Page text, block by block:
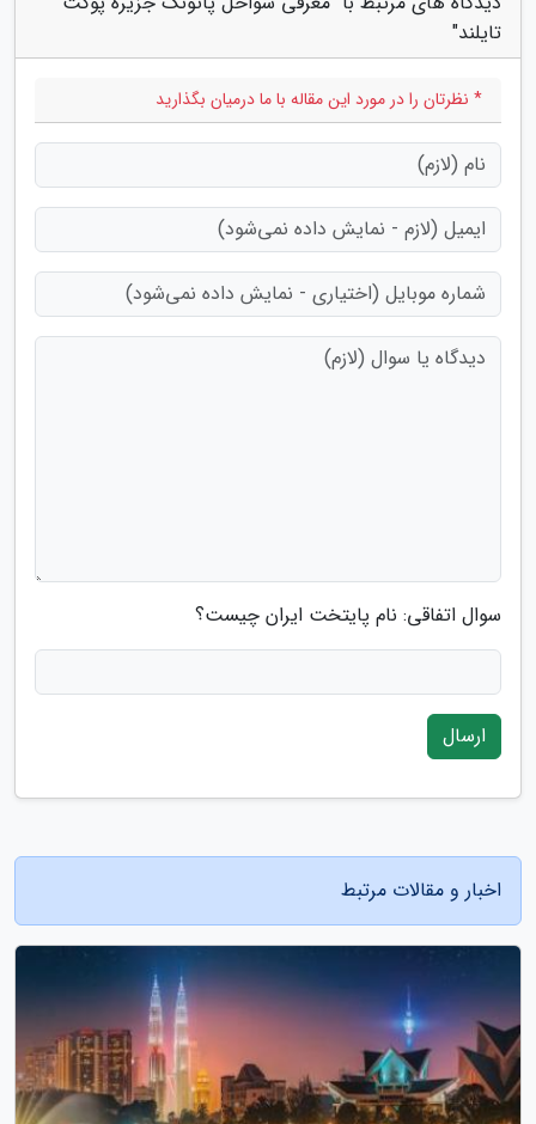
تایلند"
* نظرتان را در مورد این مقاله با ما درمیان بگذارید
سوال اتفاقی: نام پایتخت ایران چیست؟
ارسال
اخبار و مقالات مرتبط